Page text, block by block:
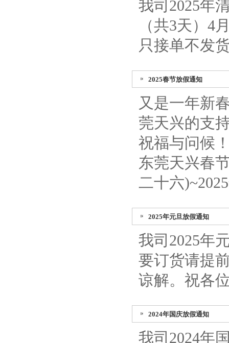
我司2025年
（共3天）4
只接单不发
2025春节放假通知
又是一年新
莞天兴的支
祝福与问候
东莞天兴春
二十六
2025年元旦放假通知
我司2025年
要订货请提
谅解。祝各
2024年国庆放假通知
我司2024年